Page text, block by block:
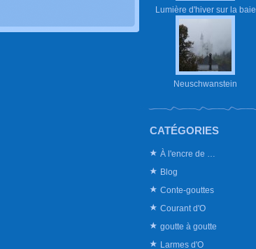
Lumière d'hiver sur la baie
Neuschwanstein
CATÉGORIES
À l'encre de …
Blog
Conte-gouttes
Courant d'O
goutte à goutte
Larmes d'O